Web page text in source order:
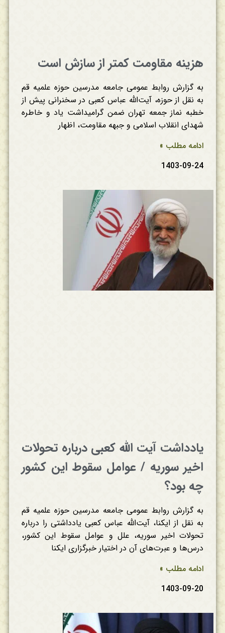
هزینه مقاومت کمتر از سازش است
به گزارش روابط عمومی جامعه مدرسین حوزه علمیه قم
به نقل از حوزه، آیت‌الله عباس کعبی در سخنرانی پیش از
خطبه نماز جمعه تهران ضمن گرامیداشت یاد و خاطره
شهدای انقلاب اسلامی و جبهه مقاومت، اظهار
ادامه مطلب »
1403-09-24
یادداشت آیت الله کعبی درباره تحولات
اخیر سوریه / عوامل سقوط این کشور
چه بود؟
به گزارش روابط عمومی جامعه مدرسین حوزه علمیه قم
به نقل از ایکنا، آیت‌الله عباس کعبی یادداشتی را درباره
تحولات اخیر سوریه، علل و عوامل سقوط این کشور،
درس‌ها و عبرت‌های آن در اختیار خبرگزاری ایکنا
ادامه مطلب »
1403-09-20